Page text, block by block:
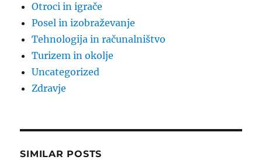
Otroci in igrače
Posel in izobraževanje
Tehnologija in računalništvo
Turizem in okolje
Uncategorized
Zdravje
SIMILAR POSTS